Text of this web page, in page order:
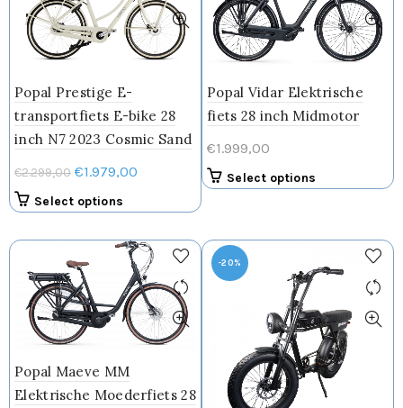
kan
gekozen
worden
de
productpagina
Popal Prestige E-
transportfiets E-bike 28
inch N7 2023 Cosmic Sand
€2.299,00 Oorspronkelijke
prijs
was:
€2.299,00.
€1.979,00
is:
€1.979,00.
Select options
heeft
meerdere
variaties.
Deze
optie
kan
worden
op
Popal Vidar Elektrische
fiets 28 inch Midmotor
€1.999,00
Select options
meerdere
variaties.
Deze
kan
gekozen
worden
op
de
Popal Maeve MM
Elektrische Moederfiets 28
-20%